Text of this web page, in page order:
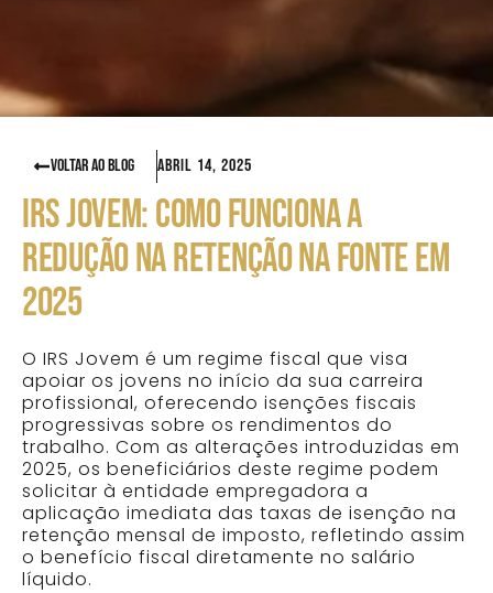
VOLTAR AO BLOG Abril 14, 2025
IRS JOVEM: COMO FUNCIONA A
REDUÇÃO NA RETENÇÃO NA FONTE EM
2025
O IRS Jovem é um regime fiscal que visa
apoiar os jovens no início da sua carreira
profissional, oferecendo isenções fiscais
progressivas sobre os rendimentos do
trabalho. Com as alterações introduzidas em
2025, os beneficiários deste regime podem
solicitar à entidade empregadora a
aplicação imediata das taxas de isenção na
retenção mensal de imposto, refletindo assim
o benefício fiscal diretamente no salário
líquido.​